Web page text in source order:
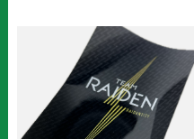
は
¥4,950
で
し
た。
格
は
¥4,702
で
す。